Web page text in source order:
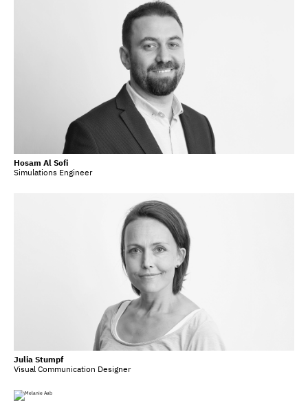
Hosam Al Sofi
Simulations Engineer
Julia Stumpf
Visual Communication Designer